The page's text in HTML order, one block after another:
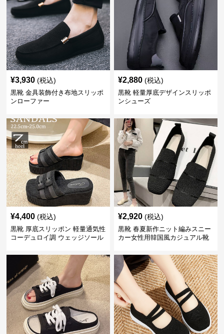
¥3,930 (税込)
黒靴 金具装飾付き布地スリッポ
ンローファー
¥2,880 (税込)
黒靴 軽量厚底デザインスリッポ
ンシューズ
¥4,400 (税込)
黒靴 厚底スリッポン 軽量通気性
コーデュロイ調 ウェッジソール
¥2,920 (税込)
黒靴 春夏新作ニット編みスニー
カー女性用韓国風カジュアル靴